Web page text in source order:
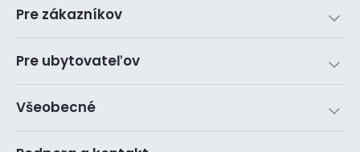
Pre zákazníkov
Pre ubytovateľov
Všeobecné